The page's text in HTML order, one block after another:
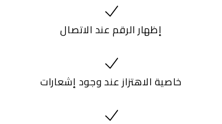
إظهار الرقم عند الاتصال
خاصية الاهتزاز عند وجود إشعارات